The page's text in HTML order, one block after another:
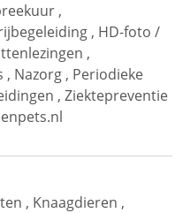
,
, HD-foto /
,
, Nazorg , Periodieke
, Ziektepreventie
, Knaagdieren ,